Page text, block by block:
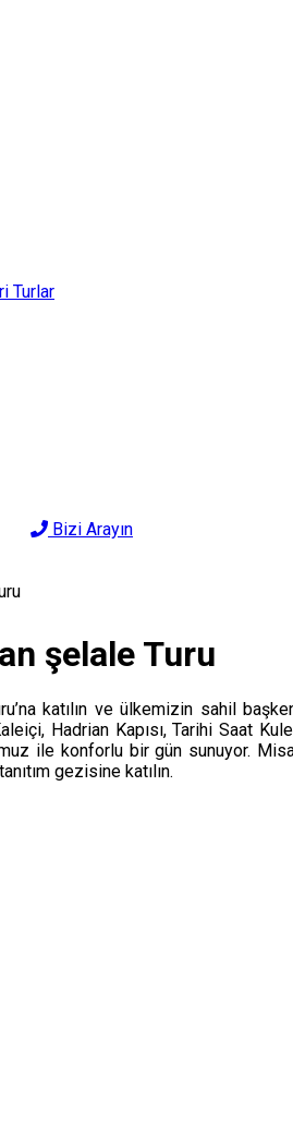
Turlar
Bizi Arayın
şelale Turu
katılın ve ülkemizin sahil
Hadrian Kapısı, Tarihi Saat
ile konforlu bir gün sunuyor.
gezisine katılın.